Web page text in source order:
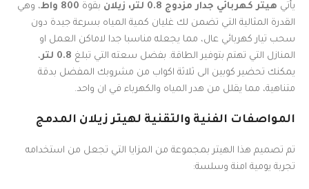
يأتي هيتر كهربائي جدار مزدوج 0.8 لتر، زيلان بقوة 800 واط
، وهي
القدرة المثالية التي تضمن لك غليان كمية المياه بسرعة جيدة دون
سحب تيار كهربائي عال، مما يجعله مناسبا جدا لاماكن العمل او
المنازل التي تهتم بتوفير الطاقة. بفضل سعته التي تبلغ 0.8 لتر
،
يمكنك تحضير كوبين الى ثلاثة اكواب من مشروبك المفضل بدقة
متناهية، مما يقلل من هدر المياه والكهرباء في ان واحد.
المواصفات الفنية والتقنية لهيتر زيلان المدمج
تم تصميم هذا الهيتر بمجموعة من المزايا التي تجعل من استخدامه
تجربة يومية امنة وسلسة: